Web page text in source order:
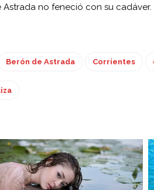
no feneció con su
Berón de Astrada Corrientes